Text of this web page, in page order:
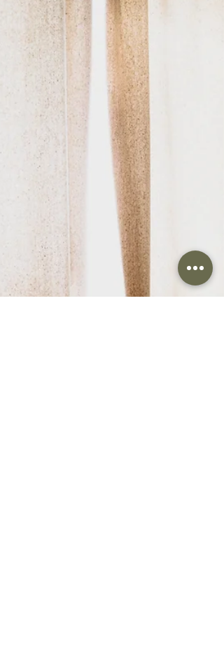
24 de jan. de 2024
HÁBITOS SAUDÁVEIS
COMO ELIMINAR A
BARRIGA DE BAIACU
Faz dieta, atividade física, mas tem
aquela barriguinha insistente que não
sai "por nada"? Tente isso: 1. Reduza
alimentos ricos em...